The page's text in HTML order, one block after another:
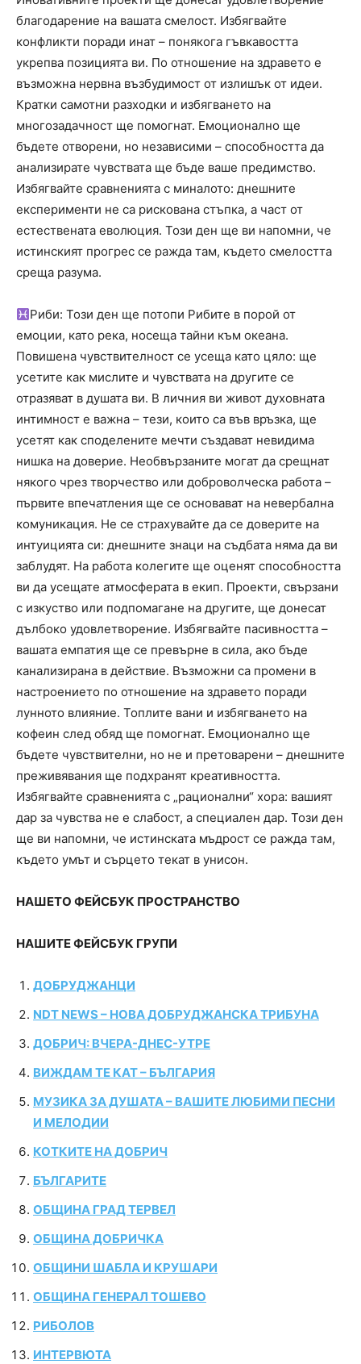
благодарение на вашата смелост. Избягвайте
конфликти поради инат – понякога гъвкавостта
укрепва позицията ви. По отношение на здравето е
възможна нервна възбудимост от излишък от идеи.
Кратки самотни разходки и избягването на
многозадачност ще помогнат. Емоционално ще
бъдете отворени, но независими – способността да
анализирате чувствата ще бъде ваше предимство.
Избягвайте сравненията с миналото: днешните
експерименти не са рискована стъпка, а част от
естествената еволюция. Този ден ще ви напомни, че
истинският прогрес се ражда там, където смелостта
среща разума.
Риби: Този ден ще потопи Рибите в порой от
емоции, като река, носеща тайни към океана.
Повишена чувствителност се усеща като цяло: ще
усетите как мислите и чувствата на другите се
отразяват в душата ви. В личния ви живот духовната
интимност е важна – тези, които са във връзка, ще
усетят как споделените мечти създават невидима
нишка на доверие. Необвързаните могат да срещнат
някого чрез творчество или доброволческа работа –
първите впечатления ще се основават на невербална
комуникация. Не се страхувайте да се доверите на
интуицията си: днешните знаци на съдбата няма да ви
заблудят. На работа колегите ще оценят способността
ви да усещате атмосферата в екип. Проекти, свързани
с изкуство или подпомагане на другите, ще донесат
дълбоко удовлетворение. Избягвайте пасивността –
вашата емпатия ще се превърне в сила, ако бъде
канализирана в действие. Възможни са промени в
настроението по отношение на здравето поради
лунното влияние. Топлите вани и избягването на
кофеин след обяд ще помогнат. Емоционално ще
бъдете чувствителни, но не и претоварени – днешните
преживявания ще подхранят креативността.
Избягвайте сравненията с „рационални“ хора: вашият
дар за чувства не е слабост, а специален дар. Този ден
ще ви напомни, че истинската мъдрост се ражда там,
където умът и сърцето текат в унисон.
НАШЕТО ФЕЙСБУК ПРОСТРАНСТВО
НАШИТЕ ФЕЙСБУК ГРУПИ
ДОБРУДЖАНЦИ
NDT NEWS – НОВА ДОБРУДЖАНСКА ТРИБУНА
ДОБРИЧ: ВЧЕРА-ДНЕС-УТРЕ
ВИЖДАМ ТЕ КАТ – БЪЛГАРИЯ
МУЗИКА ЗА ДУШАТА – ВАШИТЕ ЛЮБИМИ ПЕСНИ
И МЕЛОДИИ
КОТКИТЕ НА ДОБРИЧ
БЪЛГАРИТЕ
ОБЩИНА ГРАД ТЕРВЕЛ
ОБЩИНА ДОБРИЧКА
ОБЩИНИ ШАБЛА И КРУШАРИ
ОБЩИНА ГЕНЕРАЛ ТОШЕВО
РИБОЛОВ
ИНТЕРВЮТА